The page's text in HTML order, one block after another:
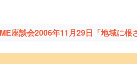
座談会2006年11月29日「地域に